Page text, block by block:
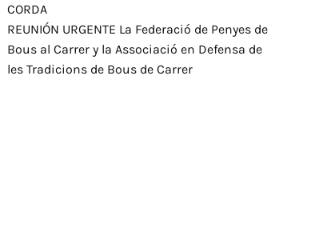
CORDA
REUNIÓN URGENTE La Federació de Penyes de
Bous al Carrer y la Associació en Defensa de
les Tradicions de Bous de Carrer